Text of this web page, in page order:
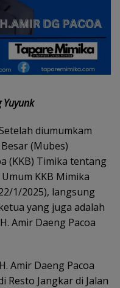
Yuyunk
diumumkam
(Mubes)
(KKB) Timika tentang
KKB Mimika
1/2025), langsung
yang juga adalah
Amir Daeng Pacoa
Amir Daeng Pacoa
Resto Jangkar di Jalan